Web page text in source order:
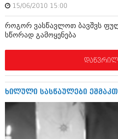
ინტერვიუები
ამბები
საზოგადოება
მოდი, ვილაპარაკოთ
მოდა + დიზაინი
მედიცინა
მოდი, ვილაპარაკოთ
მოდა + დიზაინი
სპორტი
კადრს მიღმა
კულინარია
15/06/2010 15:00
როგორ ვასწავლოთ ბავშვს
სწორად გამოყენება
ხილული სასწაულები